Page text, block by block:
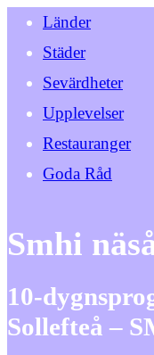
Länder
Städer
Sevärdheter
Upplevelser
Restauranger
Goda Råd
Smhi
10-
Sollefteå –